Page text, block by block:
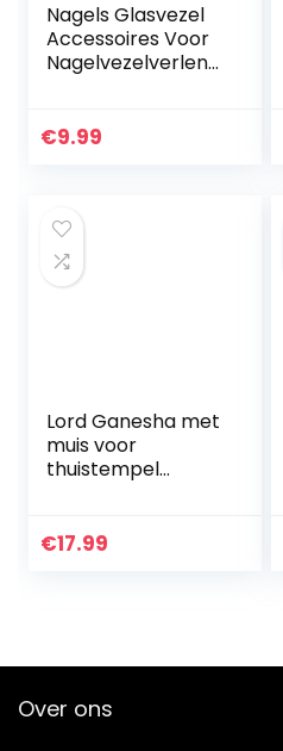
Nagels Glasvezel
Accessoires Voor
Nagelvezelverlengi
aan Glasvezel…
€9.99
Lord Ganesha met
muis voor
thuistempel
Ganesh Chaturthi,
€17.99
Over ons